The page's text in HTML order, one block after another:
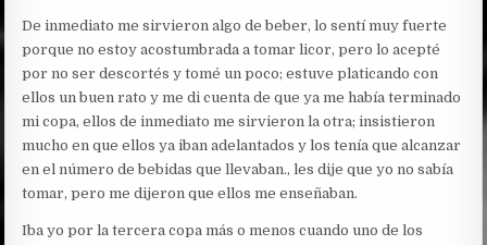
De inmediato me sirvieron algo de beber, lo sentí muy fuerte
porque no estoy acostumbrada a tomar licor, pero lo acepté
por no ser descortés y tomé un poco; estuve platicando con
ellos un buen rato y me di cuenta de que ya me había terminado
mi copa, ellos de inmediato me sirvieron la otra; insistieron
mucho en que ellos ya iban adelantados y los tenía que alcanzar
en el número de bebidas que llevaban., les dije que yo no sabía
tomar, pero me dijeron que ellos me enseñaban.
Iba yo por la tercera copa más o menos cuando uno de los